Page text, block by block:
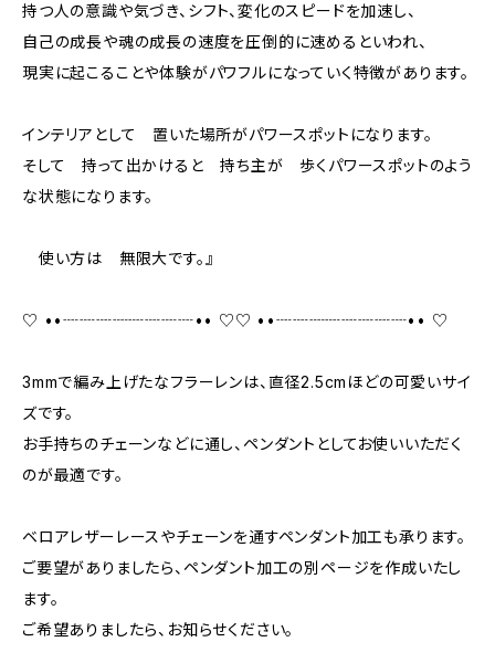
持つ人の意識や気づき、シフト、変化のスピードを加速し、
自己の成長や魂の成長の速度を圧倒的に速めるといわれ、
現実に起こることや体験がパワフルになっていく特徴があります。
インテリアとして 置いた場所がパワースポットになります。
そして 持って出かけると 持ち主が 歩くパワースポットのよう
な状態になります。
使い方は 無限大です。』
♡ ••┈┈┈┈┈┈┈┈•• ♡♡ ••┈┈┈┈┈┈┈┈•• ♡
3mmで編み上げたなフラーレンは、直径2.5cmほどの可愛いサイ
ズです。
お手持ちのチェーンなどに通し、ペンダントとしてお使いいただく
のが最適です。
ベロアレザーレースやチェーンを通すペンダント加工も承ります。
ご要望がありましたら、ペンダント加工の別ページを作成いたし
ます。
ご希望ありましたら、お知らせください。